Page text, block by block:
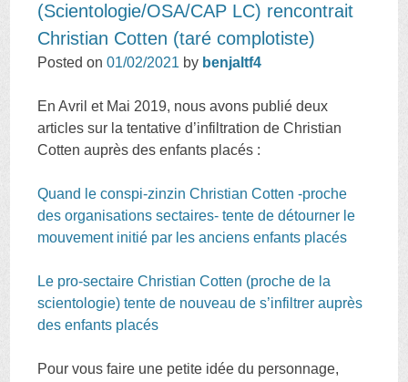
CONTENT
(Scientologie/OSA/CAP LC) rencontrait
Christian Cotten (taré complotiste)
Posted on01/02/2021 by benjaltf4
En Avril et Mai 2019, nous avons publié deux
articles sur la tentative d’infiltration de Christian
Cotten auprès des enfants placés :
Quand le conspi-zinzin Christian Cotten -proche
des organisations sectaires- tente de détourner le
mouvement initié par les anciens enfants placés
Le pro-sectaire Christian Cotten (proche de la
scientologie) tente de nouveau de s’infiltrer auprès
des enfants placés
Pour vous faire une petite idée du personnage,